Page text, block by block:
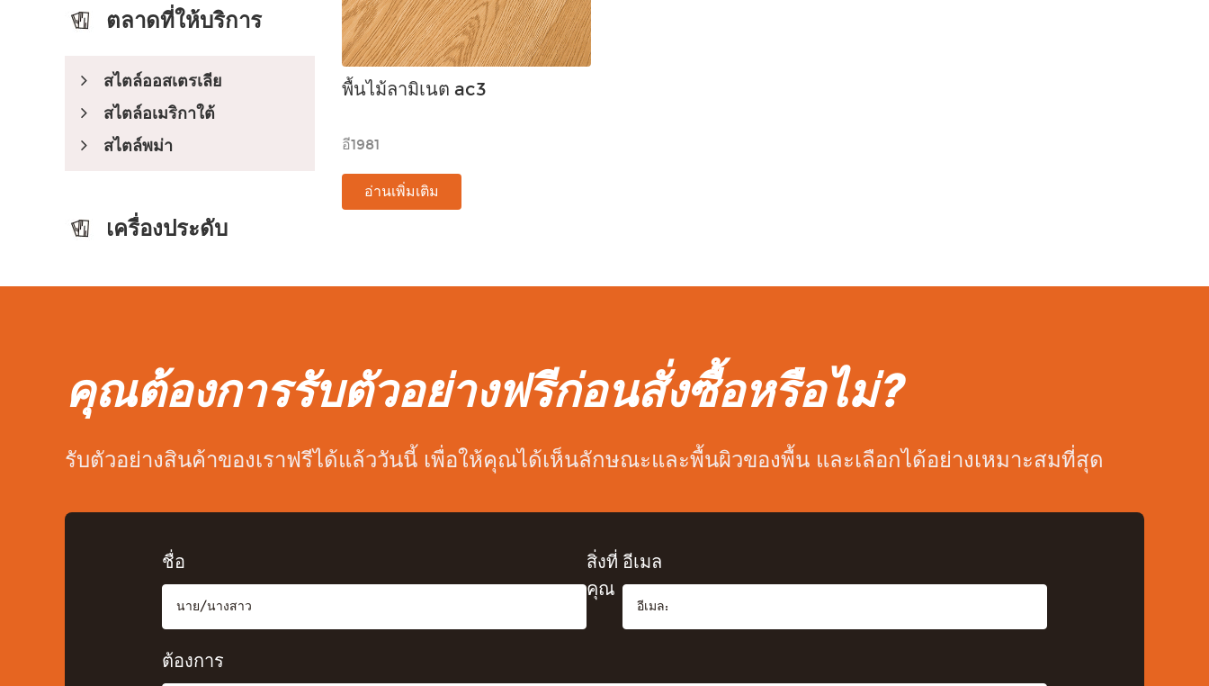
ตลาดที่ให้บริการ
สไตล์ออสเตรเลีย
สไตล์อเมริกาใต้
สไตล์พม่า
เครื่องประดับ
พื้นไม้ลามิเนต ac3
อี1981
อ่านเพิ่มเติม
คุณต้องการรับตัวอย่างฟรีก่อนสั่งซื้อหรือไม่?
รับตัวอย่างสินค้าของเราฟรีได้แล้ววันนี้ เพื่อให้คุณได้เห็นลักษณะและพื้นผิวของพื้น และเลือกได้อย่างเหมาะสมที่สุด
ชื่อ อีเมล
สิ่งที่
คุณ
ต้องการ